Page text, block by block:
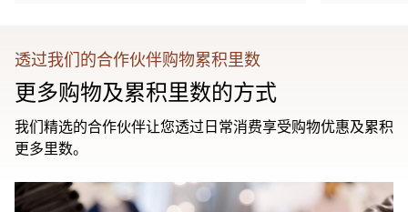
透过我们的合作伙伴购物累积里数
更多购物及累积里数的方式
我们精选的合作伙伴让您透过日常消费享受购物优惠及累积
更多里数。